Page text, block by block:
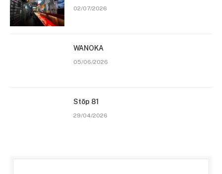
02/07/2026
WANOKA
05/06/2026
Stōp 81
29/04/2026